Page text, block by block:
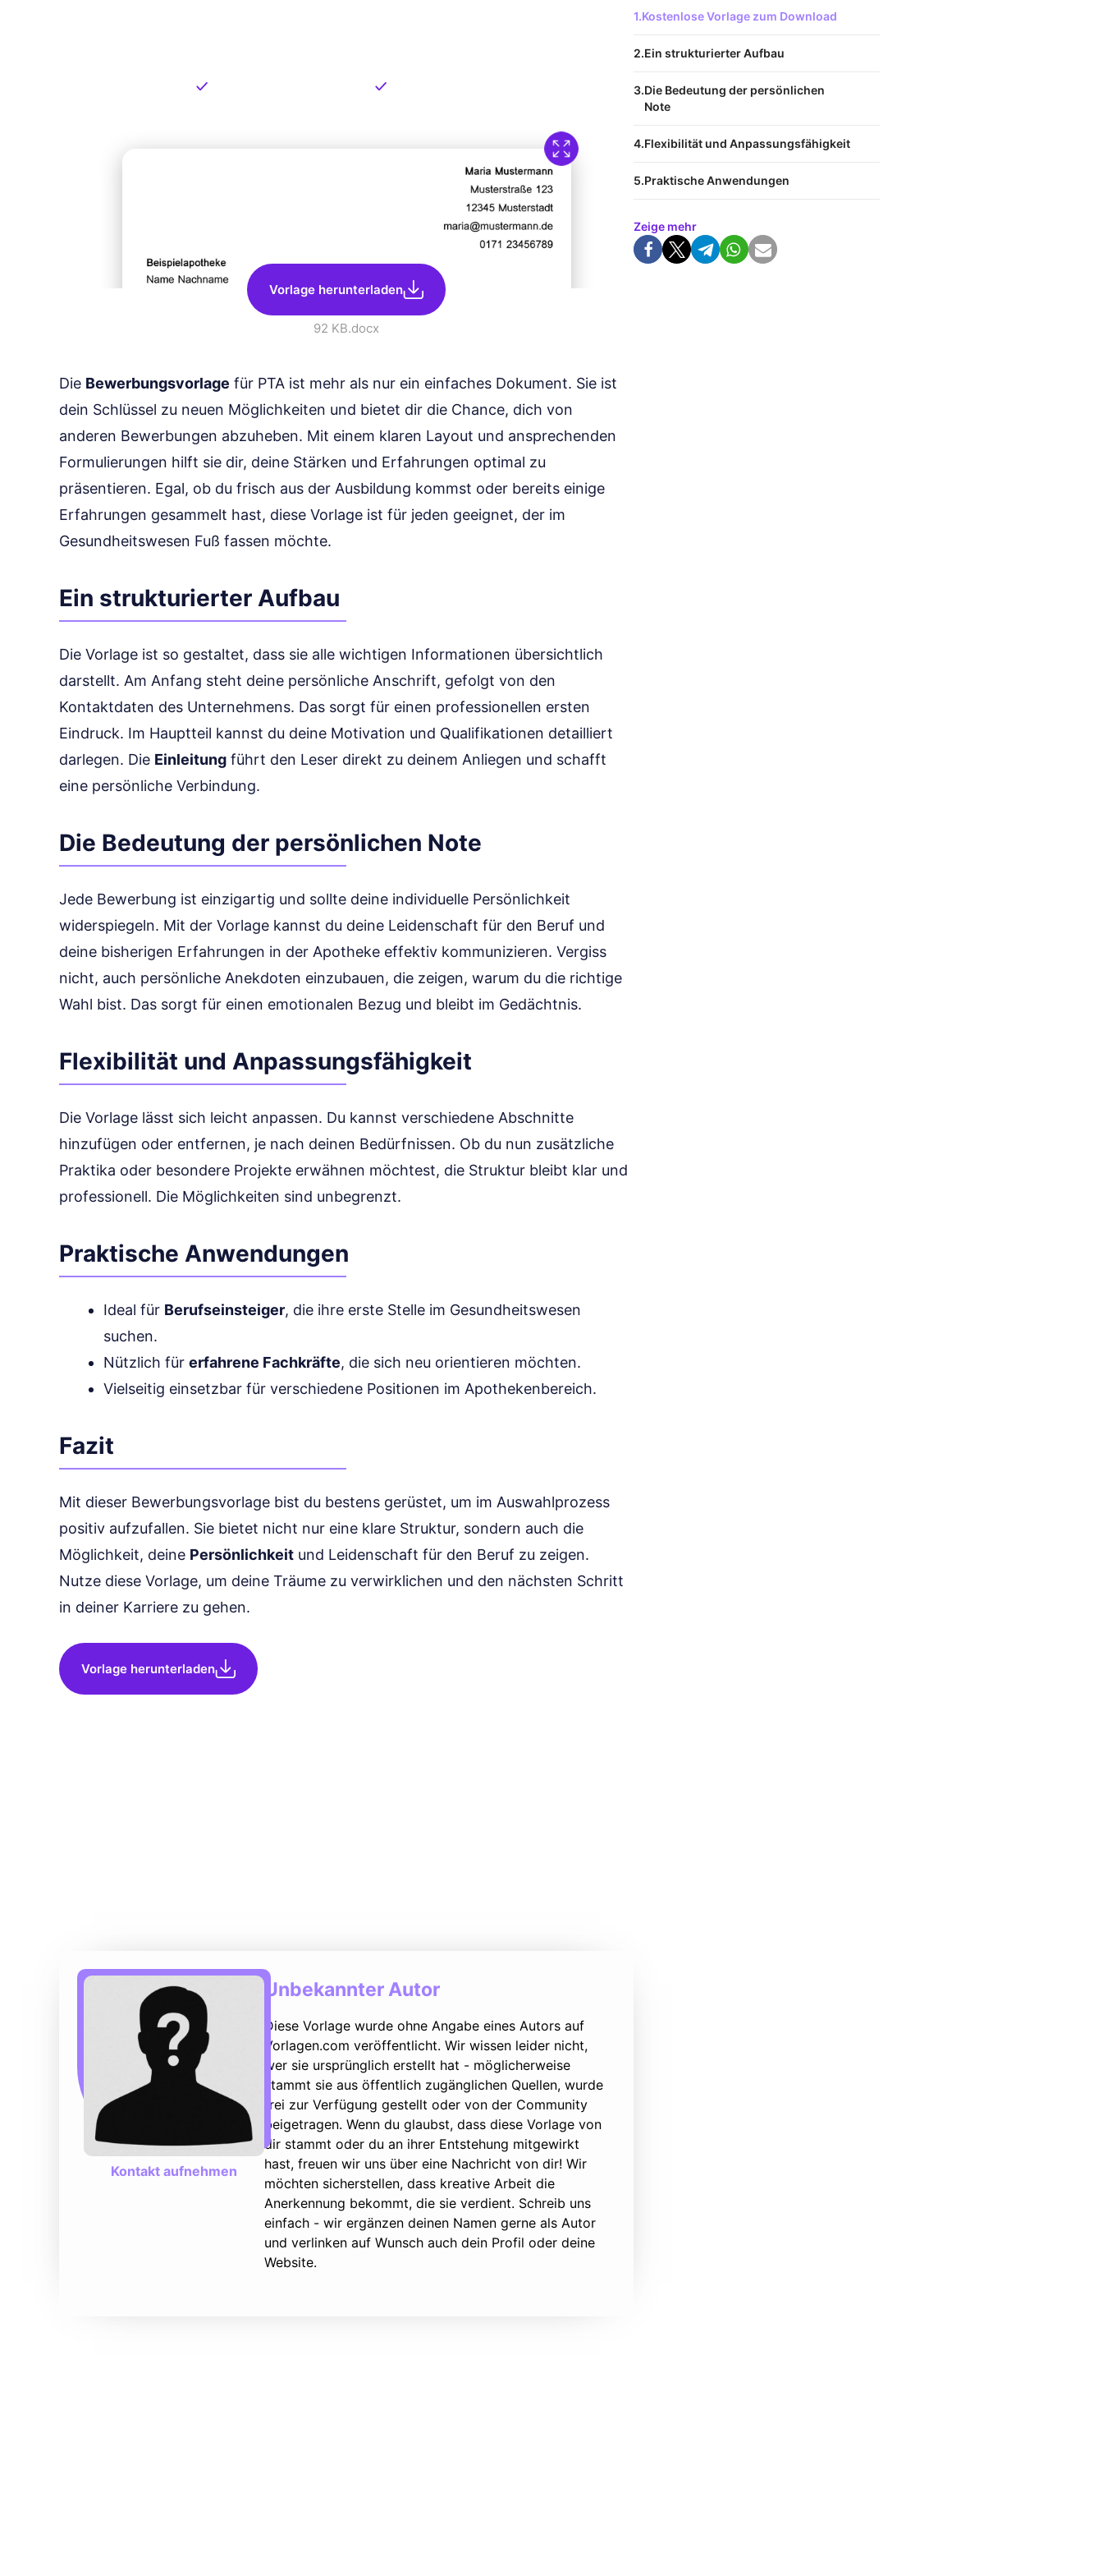
Vorlage herunterladen
92 KB.docx
Die Bewerbungsvorlage für PTA ist mehr als nur ein einfaches Dokument. Sie ist
dein Schlüssel zu neuen Möglichkeiten und bietet dir die Chance, dich von
anderen Bewerbungen abzuheben. Mit einem klaren Layout und ansprechenden
Formulierungen hilft sie dir, deine Stärken und Erfahrungen optimal zu
präsentieren. Egal, ob du frisch aus der Ausbildung kommst oder bereits einige
Erfahrungen gesammelt hast, diese Vorlage ist für jeden geeignet, der im
Gesundheitswesen Fuß fassen möchte.
Ein strukturierter Aufbau
Die Vorlage ist so gestaltet, dass sie alle wichtigen Informationen übersichtlich
darstellt. Am Anfang steht deine persönliche Anschrift, gefolgt von den
Kontaktdaten des Unternehmens. Das sorgt für einen professionellen ersten
Eindruck. Im Hauptteil kannst du deine Motivation und Qualifikationen detailliert
darlegen. Die Einleitung führt den Leser direkt zu deinem Anliegen und schafft
eine persönliche Verbindung.
Die Bedeutung der persönlichen Note
Jede Bewerbung ist einzigartig und sollte deine individuelle Persönlichkeit
widerspiegeln. Mit der Vorlage kannst du deine Leidenschaft für den Beruf und
deine bisherigen Erfahrungen in der Apotheke effektiv kommunizieren. Vergiss
nicht, auch persönliche Anekdoten einzubauen, die zeigen, warum du die richtige
Wahl bist. Das sorgt für einen emotionalen Bezug und bleibt im Gedächtnis.
Flexibilität und Anpassungsfähigkeit
Die Vorlage lässt sich leicht anpassen. Du kannst verschiedene Abschnitte
hinzufügen oder entfernen, je nach deinen Bedürfnissen. Ob du nun zusätzliche
Praktika oder besondere Projekte erwähnen möchtest, die Struktur bleibt klar und
professionell. Die Möglichkeiten sind unbegrenzt.
Praktische Anwendungen
Ideal für Berufseinsteiger, die ihre erste Stelle im Gesundheitswesen
suchen.
Nützlich für erfahrene Fachkräfte, die sich neu orientieren möchten.
Vielseitig einsetzbar für verschiedene Positionen im Apothekenbereich.
Fazit
Mit dieser Bewerbungsvorlage bist du bestens gerüstet, um im Auswahlprozess
positiv aufzufallen. Sie bietet nicht nur eine klare Struktur, sondern auch die
Möglichkeit, deine Persönlichkeit und Leidenschaft für den Beruf zu zeigen.
Nutze diese Vorlage, um deine Träume zu verwirklichen und den nächsten Schritt
in deiner Karriere zu gehen.
Vorlage herunterladen
Kontakt aufnehmen
Unbekannter Autor
Diese Vorlage wurde ohne Angabe eines Autors auf
Vorlagen.com veröffentlicht. Wir wissen leider nicht,
wer sie ursprünglich erstellt hat - möglicherweise
stammt sie aus öffentlich zugänglichen Quellen, wurde
frei zur Verfügung gestellt oder von der Community
beigetragen. Wenn du glaubst, dass diese Vorlage von
dir stammt oder du an ihrer Entstehung mitgewirkt
hast, freuen wir uns über eine Nachricht von dir! Wir
möchten sicherstellen, dass kreative Arbeit die
Anerkennung bekommt, die sie verdient. Schreib uns
einfach - wir ergänzen deinen Namen gerne als Autor
und verlinken auf Wunsch auch dein Profil oder deine
Website.
Kostenlose Vorlage zum Download
Ein strukturierter Aufbau
Die Bedeutung der persönlichen
Note
Flexibilität und Anpassungsfähigkeit
Praktische Anwendungen
Zeige mehr